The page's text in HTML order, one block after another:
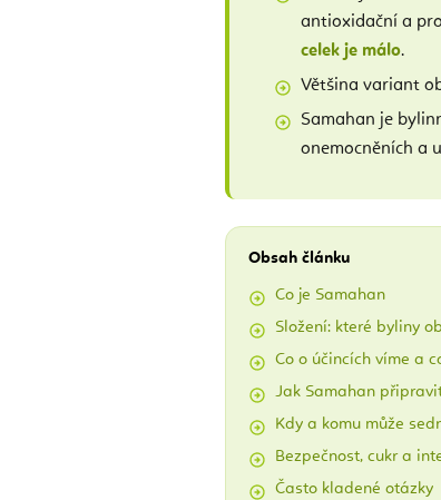
antioxidační a
celek je málo.
Většina variant
Samahan je
onemocněních a
Obsah článku
Co je Samahan
Složení: které byliny
Co o účincích víme a
Jak Samahan
Kdy a komu může
Bezpečnost, cukr a
Často kladené otázky